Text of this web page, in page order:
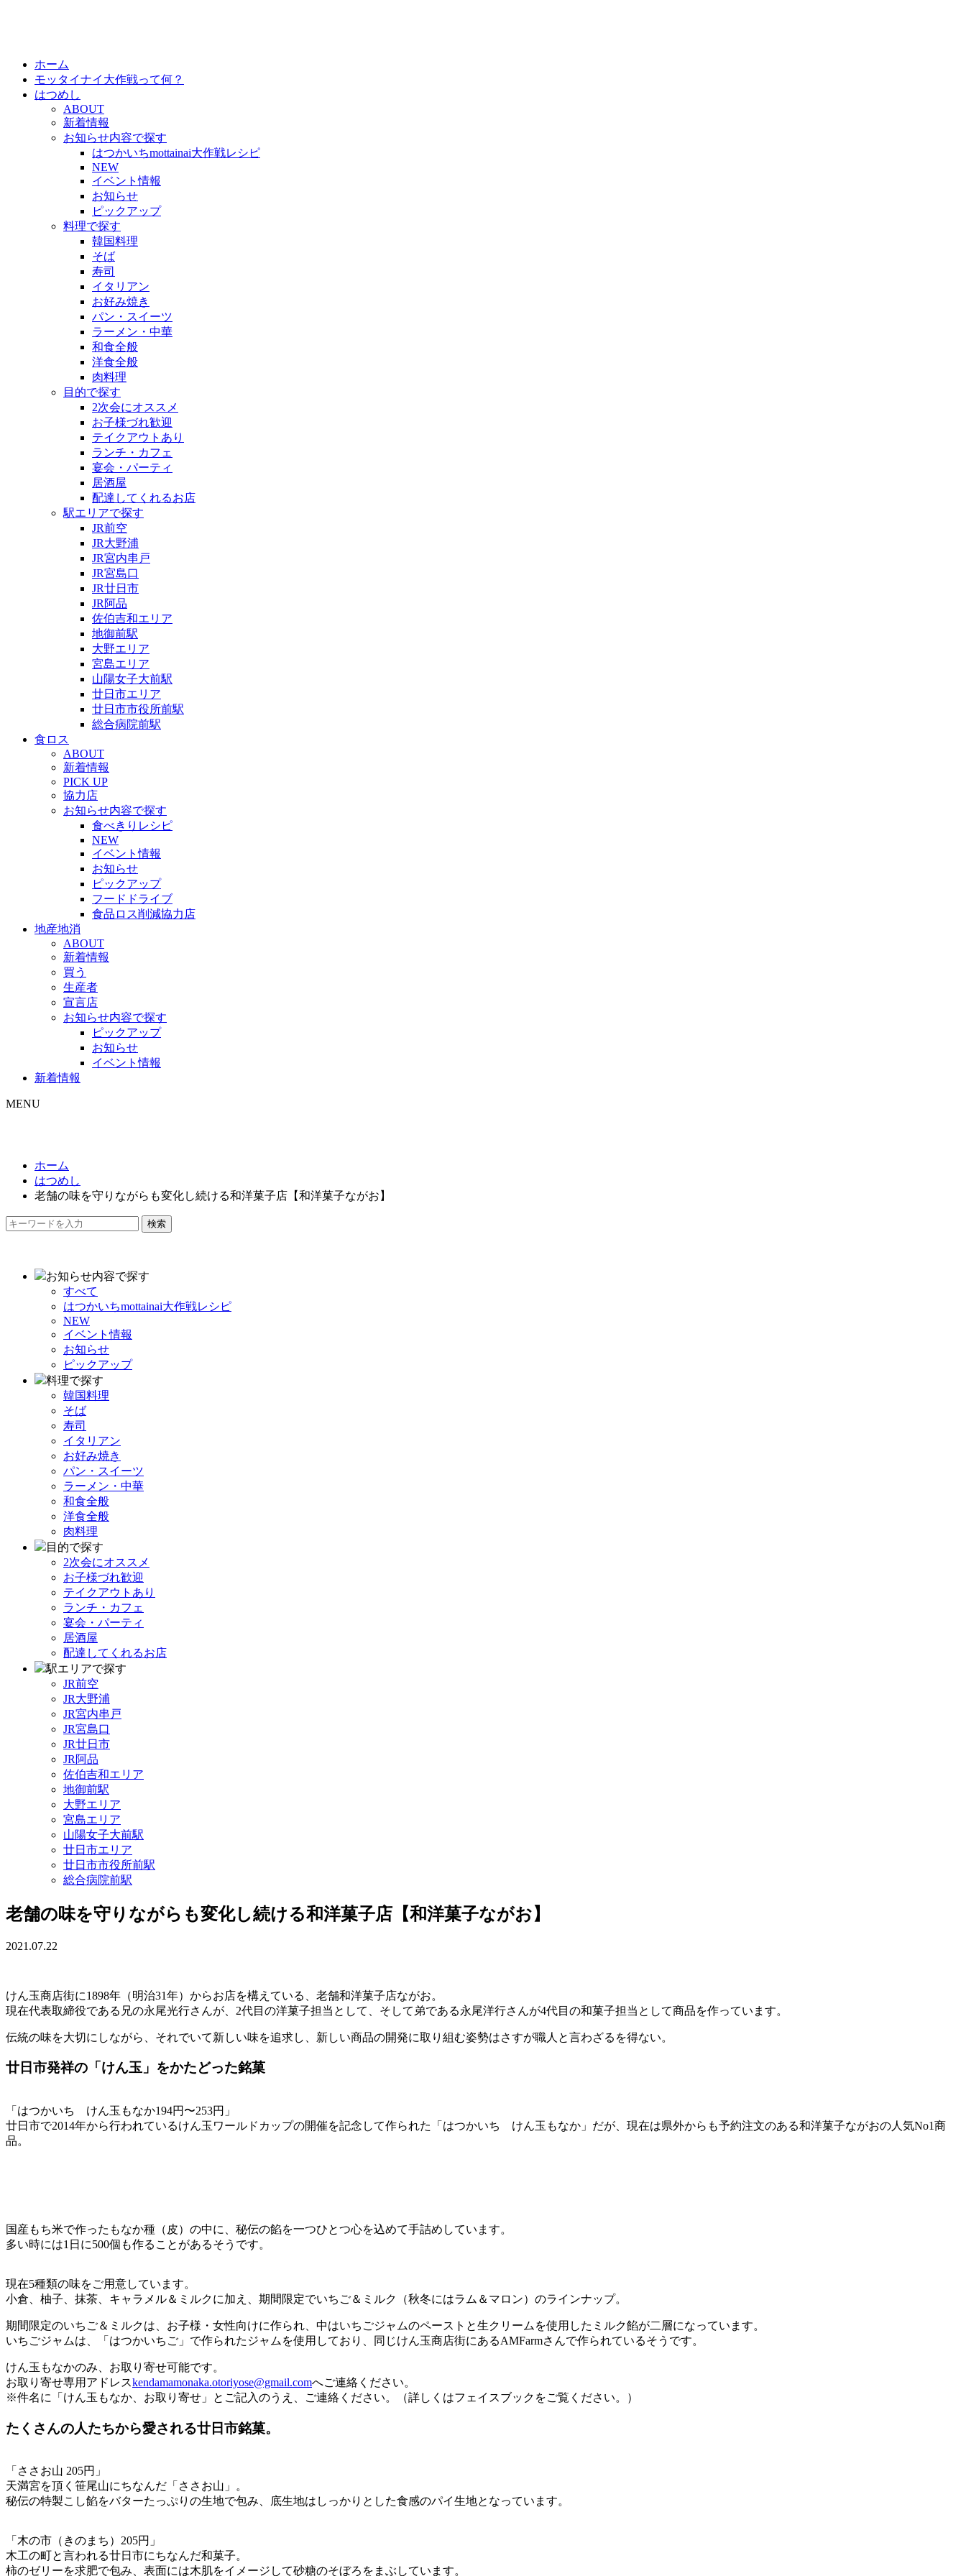
ホーム
モッタイナイ大作戦って何？
はつめし
ABOUT
新着情報
お知らせ内容で探す
はつかいちmottainai大作戦レシピ
NEW
イベント情報
お知らせ
ピックアップ
料理で探す
韓国料理
そば
寿司
イタリアン
お好み焼き
パン・スイーツ
ラーメン・中華
和食全般
洋食全般
肉料理
目的で探す
2次会にオススメ
お子様づれ歓迎
テイクアウトあり
ランチ・カフェ
宴会・パーティ
居酒屋
配達してくれるお店
駅エリアで探す
JR前空
JR大野浦
JR宮内串戸
JR宮島口
JR廿日市
JR阿品
佐伯吉和エリア
地御前駅
大野エリア
宮島エリア
山陽女子大前駅
廿日市エリア
廿日市市役所前駅
総合病院前駅
食ロス
ABOUT
新着情報
PICK UP
協力店
お知らせ内容で探す
食べきりレシピ
NEW
イベント情報
お知らせ
ピックアップ
フードドライブ
食品ロス削減協力店
地産地消
ABOUT
新着情報
買う
生産者
宣言店
お知らせ内容で探す
ピックアップ
お知らせ
イベント情報
新着情報
MENU
ホーム
はつめし
老舗の味を守りながらも変化し続ける和洋菓子店【和洋菓子ながお】
検索
お知らせ内容で探す
すべて
はつかいちmottainai大作戦レシピ
NEW
イベント情報
お知らせ
ピックアップ
料理で探す
韓国料理
そば
寿司
イタリアン
お好み焼き
パン・スイーツ
ラーメン・中華
和食全般
洋食全般
肉料理
目的で探す
2次会にオススメ
お子様づれ歓迎
テイクアウトあり
ランチ・カフェ
宴会・パーティ
居酒屋
配達してくれるお店
駅エリアで探す
JR前空
JR大野浦
JR宮内串戸
JR宮島口
JR廿日市
JR阿品
佐伯吉和エリア
地御前駅
大野エリア
宮島エリア
山陽女子大前駅
廿日市エリア
廿日市市役所前駅
総合病院前駅
老舗の味を守りながらも変化し続ける和洋菓子店【和洋菓子ながお】
2021.07.22
けん玉商店街に1898年（明治31年）からお店を構えている、老舗和洋菓子店ながお。
現在代表取締役である兄の永尾光行さんが、2代目の洋菓子担当として、そして弟である永尾洋行さんが4代目の和菓子担当として商品を作っています。
伝統の味を大切にしながら、それでいて新しい味を追求し、新しい商品の開発に取り組む姿勢はさすが職人と言わざるを得ない。
廿日市発祥の「けん玉」をかたどった銘菓
「はつかいち けん玉もなか194円〜253円」
廿日市で2014年から行われているけん玉ワールドカップの開催を記念して作られた「はつかいち けん玉もなか」だが、現在は県外からも予約注文のある和洋菓子ながおの人気No1商
品。
国産もち米で作ったもなか種（皮）の中に、秘伝の餡を一つひとつ心を込めて手詰めしています。
多い時には1日に500個も作ることがあるそうです。
現在5種類の味をご用意しています。
小倉、柚子、抹茶、キャラメル＆ミルクに加え、期間限定でいちご＆ミルク（秋冬にはラム＆マロン）のラインナップ。
期間限定のいちご＆ミルクは、お子様・女性向けに作られ、中はいちごジャムのペーストと生クリームを使用したミルク餡が二層になっています。
いちごジャムは、「はつかいちご」で作られたジャムを使用しており、同じけん玉商店街にあるAMFarmさんで作られているそうです。
けん玉もなかのみ、お取り寄せ可能です。
お取り寄せ専用アドレスkendamamonaka.otoriyose@gmail.comへご連絡ください。
※件名に「けん玉もなか、お取り寄せ」とご記入のうえ、ご連絡ください。（詳しくはフェイスブックをご覧ください。）
たくさんの人たちから愛される廿日市銘菓。
「ささお山 205円」
天満宮を頂く笹尾山にちなんだ「ささお山」。
秘伝の特製こし餡をバターたっぷりの生地で包み、底生地はしっかりとした食感のパイ生地となっています。
「木の市（きのまち）205円」
木工の町と言われる廿日市にちなんだ和菓子。
柿のゼリーを求肥で包み、表面には木肌をイメージして砂糖のそぼろをまぶしています。